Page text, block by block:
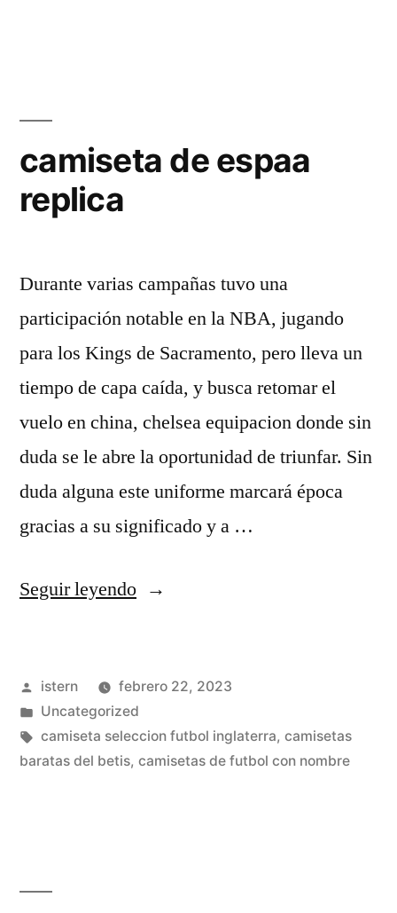
camiseta de espaa
replica
Durante varias campañas tuvo una
participación notable en la NBA, jugando
para los Kings de Sacramento, pero lleva un
tiempo de capa caída, y busca retomar el
vuelo en china, chelsea equipacion donde sin
duda se le abre la oportunidad de triunfar. Sin
duda alguna este uniforme marcará época
gracias a su significado y a …
Seguir leyendo«camiseta
replica»
Publicado
por
istern
febrero 22, 2023
Publicado
en
Uncategorized
Etiquetas:
camiseta seleccion futbol inglaterra, camisetas
baratas del betis, camisetas de futbol con nombre